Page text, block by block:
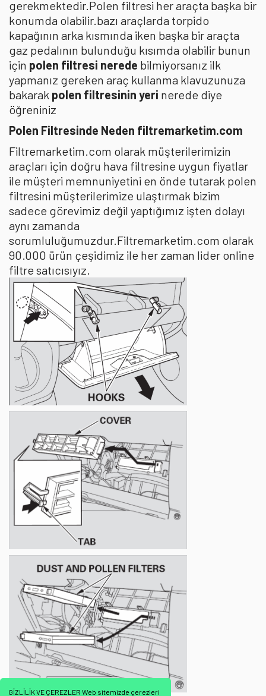
GİZLİLİK VE ÇEREZLER Web sitemizde çerezleri
gerekmektedir.Polen filtresi her araçta başka bir
konumda olabilir.bazı araçlarda torpido
kapağının arka kısmında iken başka bir araçta
gaz pedalının bulunduğu kısımda olabilir bunun
için polen filtresi nerede bilmiyorsanız ilk
yapmanız gereken araç kullanma klavuzunuza
bakarak polen filtresinin yeri nerede diye
öğreniniz
Polen Filtresinde Neden filtremarketim.com
Filtremarketim.com olarak müşterilerimizin
araçları için doğru hava filtresine uygun fiyatlar
ile müşteri memnuniyetini en önde tutarak polen
filtresini müşterilerimize ulaştırmak bizim
sadece görevimiz değil yaptığımız işten dolayı
aynı zamanda
sorumluluğumuzdur.Filtremarketim.com olarak
90.000 ürün çeşidimiz ile her zaman lider online
filtre satıcısıyız.